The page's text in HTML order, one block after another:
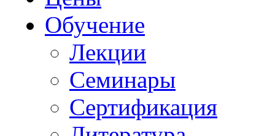
Обучение
Лекции
Семинары
Сертификация